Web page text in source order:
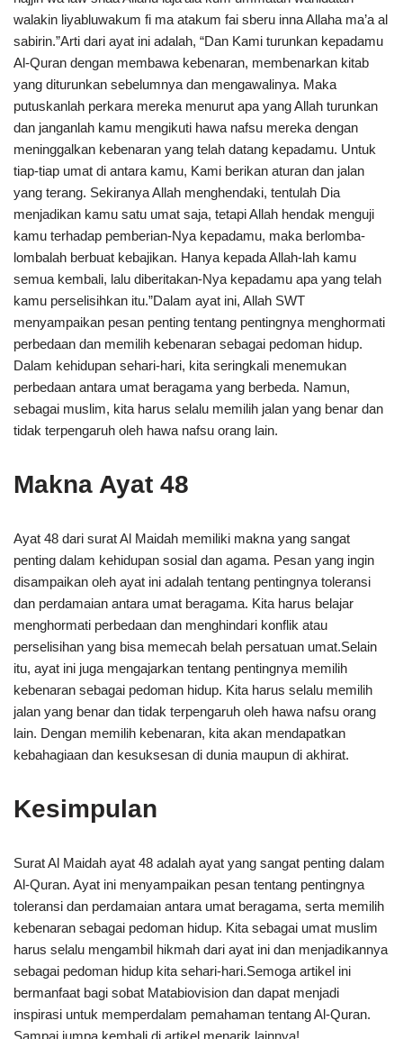
walakin liyabluwakum fi ma atakum fai sberu inna Allaha ma’a al
sabirin.”Arti dari ayat ini adalah, “Dan Kami turunkan kepadamu
Al-Quran dengan membawa kebenaran, membenarkan kitab
yang diturunkan sebelumnya dan mengawalinya. Maka
putuskanlah perkara mereka menurut apa yang Allah turunkan
dan janganlah kamu mengikuti hawa nafsu mereka dengan
meninggalkan kebenaran yang telah datang kepadamu. Untuk
tiap-tiap umat di antara kamu, Kami berikan aturan dan jalan
yang terang. Sekiranya Allah menghendaki, tentulah Dia
menjadikan kamu satu umat saja, tetapi Allah hendak menguji
kamu terhadap pemberian-Nya kepadamu, maka berlomba-
lombalah berbuat kebajikan. Hanya kepada Allah-lah kamu
semua kembali, lalu diberitakan-Nya kepadamu apa yang telah
kamu perselisihkan itu.”Dalam ayat ini, Allah SWT
menyampaikan pesan penting tentang pentingnya menghormati
perbedaan dan memilih kebenaran sebagai pedoman hidup.
Dalam kehidupan sehari-hari, kita seringkali menemukan
perbedaan antara umat beragama yang berbeda. Namun,
sebagai muslim, kita harus selalu memilih jalan yang benar dan
tidak terpengaruh oleh hawa nafsu orang lain.
Makna Ayat 48
Ayat 48 dari surat Al Maidah memiliki makna yang sangat
penting dalam kehidupan sosial dan agama. Pesan yang ingin
disampaikan oleh ayat ini adalah tentang pentingnya toleransi
dan perdamaian antara umat beragama. Kita harus belajar
menghormati perbedaan dan menghindari konflik atau
perselisihan yang bisa memecah belah persatuan umat.Selain
itu, ayat ini juga mengajarkan tentang pentingnya memilih
kebenaran sebagai pedoman hidup. Kita harus selalu memilih
jalan yang benar dan tidak terpengaruh oleh hawa nafsu orang
lain. Dengan memilih kebenaran, kita akan mendapatkan
kebahagiaan dan kesuksesan di dunia maupun di akhirat.
Kesimpulan
Surat Al Maidah ayat 48 adalah ayat yang sangat penting dalam
Al-Quran. Ayat ini menyampaikan pesan tentang pentingnya
toleransi dan perdamaian antara umat beragama, serta memilih
kebenaran sebagai pedoman hidup. Kita sebagai umat muslim
harus selalu mengambil hikmah dari ayat ini dan menjadikannya
sebagai pedoman hidup kita sehari-hari.Semoga artikel ini
bermanfaat bagi sobat Matabiovision dan dapat menjadi
inspirasi untuk memperdalam pemahaman tentang Al-Quran.
Sampai jumpa kembali di artikel menarik lainnya!